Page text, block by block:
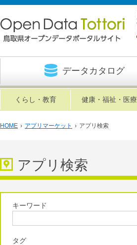
データカタログ
くらし・教育 健康・福祉・医療
HOME › アプリマーケット › アプリ検索
アプリ検索
キーワード
タグ